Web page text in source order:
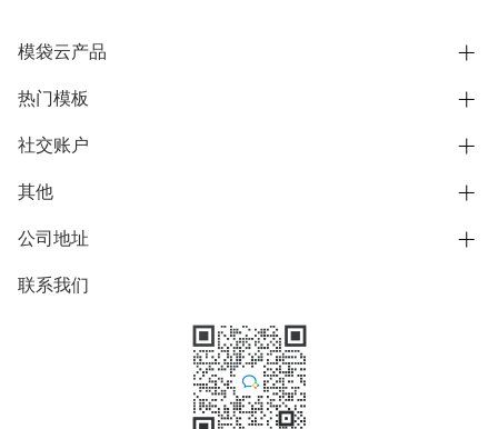
模袋云产品
别墅设计营销
模型协同展示分享
别墅社区
别墅模板
热门模板
欧式别墅
中式别墅
日式别墅
社交账户
B站
抖音
微信公众号
其他
用户服务协议
隐私政策
公司地址
上海市浦东新区东方路1215-1217号
联系我们